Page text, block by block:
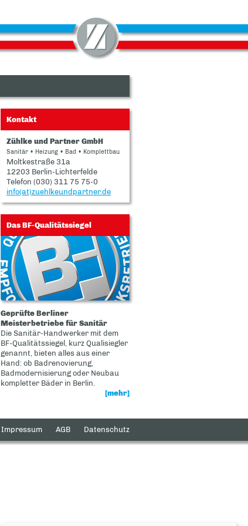
-
Zühlke
und
GmbH
Kontakt
Zühlke und Partner GmbH
Sanitär • Heizung • Bad • Komplettbau
Moltkestraße 31a
12203 Berlin-Lichterfelde
Telefon (030) 311 75 75-0
info(at)zuehlkeundpartner.de
Das BF-Qualitätssiegel
Geprüfte Berliner
Meisterbetriebe für Sanitär
Die Sanitär-Handwerker mit dem
BF-Qualitätssiegel, kurz Qualisiegler
genannt, bieten alles aus einer
Hand: ob Badrenovierung,
Badmodernisierung oder Neubau
kompletter Bäder in Berlin.
[mehr]
Impressum AGB Datenschutz